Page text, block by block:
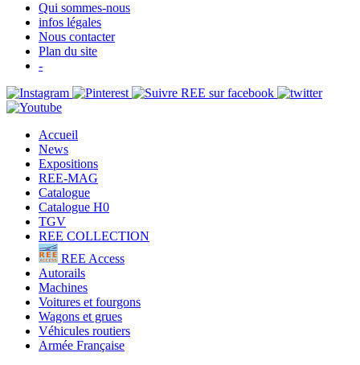
Qui sommes-nous
infos légales
Nous contacter
Plan du site
-
Accueil
News
Expositions
REE-MAG
Catalogue
Catalogue H0
TGV
REE COLLECTION
REE Access
Autorails
Machines
Voitures et fourgons
Wagons et grues
Véhicules routiers
Armée Française